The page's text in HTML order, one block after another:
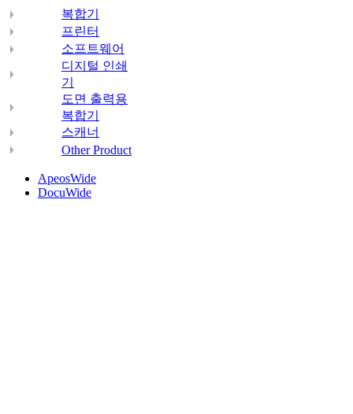
복합기
프린터
소프트웨어
디지털 인쇄
기
도면 출력용
복합기
스캐너
Other Product
ApeosWide
DocuWide